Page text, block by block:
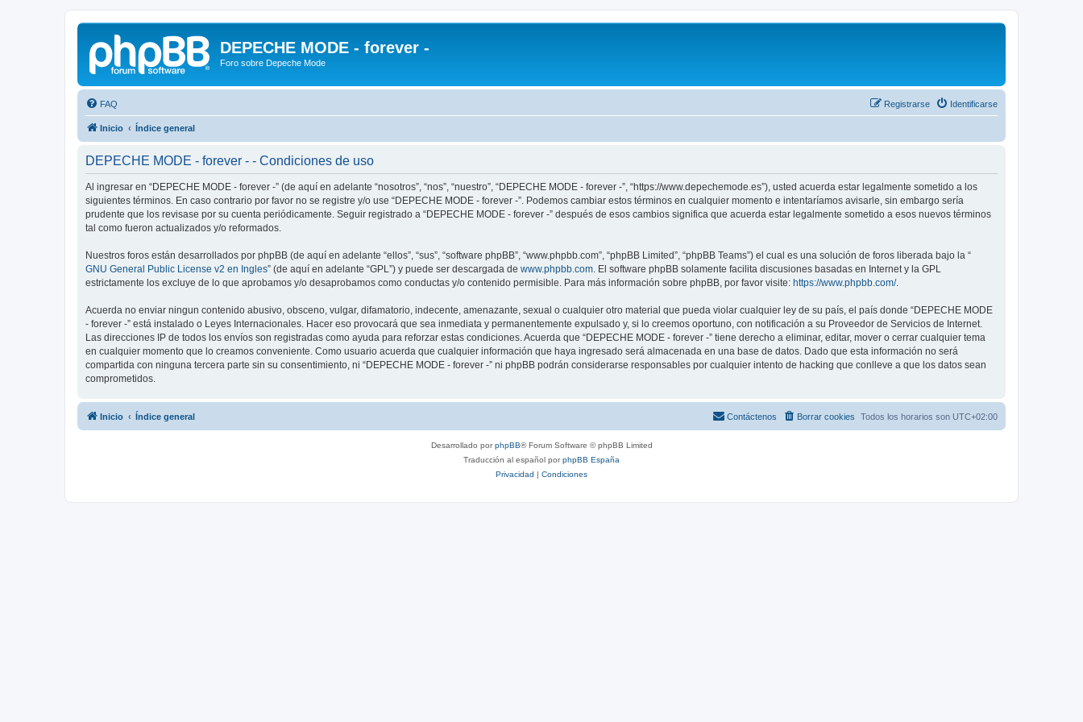
DEPECHE MODE - forever -
Foro sobre Depeche Mode
FAQ Identificarse
Registrarse
Inicio Índice general
DEPECHE MODE - forever - - Condiciones de uso
Al ingresar en “DEPECHE MODE - forever -” (de aquí en adelante “nosotros”, “nos”, “nuestro”, “DEPECHE MODE - forever -”, “https://www.depechemode.es”), usted acuerda estar legalmente sometido a los
siguientes términos. En caso contrario por favor no se registre y/o use “DEPECHE MODE - forever -”. Podemos cambiar estos términos en cualquier momento e intentaríamos avisarle, sin embargo sería
prudente que los revisase por su cuenta periódicamente. Seguir registrado a “DEPECHE MODE - forever -” después de esos cambios significa que acuerda estar legalmente sometido a esos nuevos términos
tal como fueron actualizados y/o reformados.
Nuestros foros están desarrollados por phpBB (de aquí en adelante “ellos”, “sus”, “software phpBB”, “www.phpbb.com”, “phpBB Limited”, “phpBB Teams”) el cual es una solución de foros liberada bajo la “
GNU General Public License v2 en Ingles” (de aquí en adelante “GPL”) y puede ser descargada de www.phpbb.com . El software phpBB solamente facilita discusiones basadas en Internet y la GPL
estrictamente los excluye de lo que aprobamos y/o desaprobamos como conductas y/o contenido permisible. Para más información sobre phpBB, por favor visite: https://www.phpbb.com/.
Acuerda no enviar ningun contenido abusivo, obsceno, vulgar, difamatorio, indecente, amenazante, sexual o cualquier otro material que pueda violar cualquier ley de su país, el país donde “DEPECHE MODE
- forever -” está instalado o Leyes Internacionales. Hacer eso provocará que sea inmediata y permanentemente expulsado y, si lo creemos oportuno, con notificación a su Proveedor de Servicios de Internet.
Las direcciones IP de todos los envíos son registradas como ayuda para reforzar estas condiciones. Acuerda que “DEPECHE MODE - forever -” tiene derecho a eliminar, editar, mover o cerrar cualquier tema
en cualquier momento que lo creamos conveniente. Como usuario acuerda que cualquier información que haya ingresado será almacenada en una base de datos. Dado que esta información no será
compartida con ninguna tercera parte sin su consentimiento, ni “DEPECHE MODE - forever -” ni phpBB podrán considerarse responsables por cualquier intento de hacking que conlleve a que los datos sean
comprometidos.
Inicio Índice general Todos los horarios son UTC+02:00
Borrar cookies
Contáctenos
Desarrollado porphpBB® Forum Software © phpBB Limited
Traducción al español porphpBB España
Privacidad | Condiciones